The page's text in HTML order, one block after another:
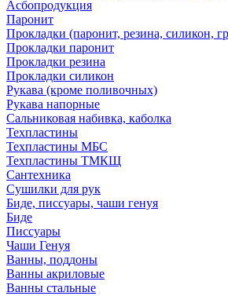
Асбопродукция
Паронит
Прокладки (паронит, резина, силикон,
Прокладки паронит
Прокладки резина
Прокладки силикон
Рукава (кроме поливочных)
Рукава напорные
Сальниковая набивка, каболка
Техпластины
Техпластины МБС
Техпластины ТМКЩ
Сантехника
Сушилки для рук
Биде, писсуары, чаши генуя
Биде
Писсуары
Чаши Генуя
Ванны, поддоны
Ванны акриловые
Ванны стальные